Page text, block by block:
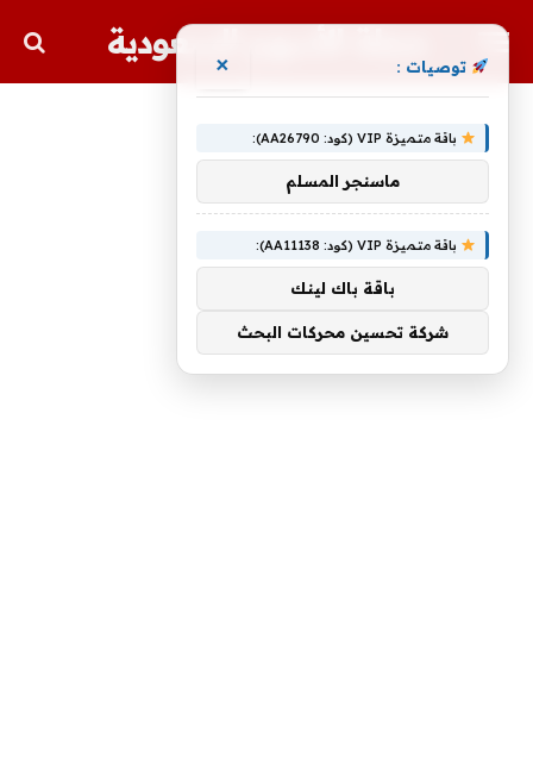
مجلة الأسهم السعودية
توصيات : ×
باقة متميزة VIP (كود: AA26790):
ماسنجر المسلم
باقة متميزة VIP (كود: AA11138):
باقة باك لينك
شركة تحسين محركات البحث